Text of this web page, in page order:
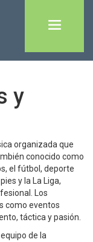
y
organizada que
conocido como
el fútbol , deporte
y la La Liga,
. Los
como eventos
táctica y pasión.
equipo de la